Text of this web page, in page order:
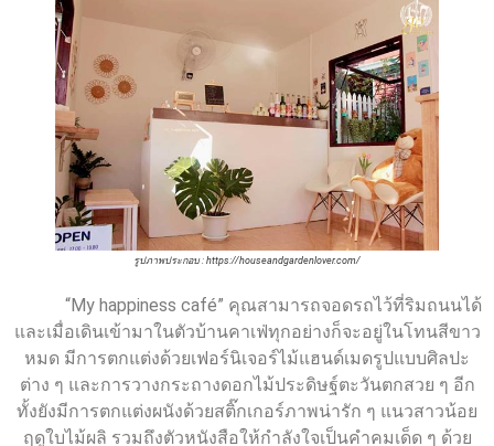
รูปภาพประกอบ : https://houseandgardenlover.com/
“My happiness café” คุณสามารถจอดรถไว้ที่ริมถนนได้
และเมื่อเดินเข้ามาในตัวบ้านคาเฟ่ทุกอย่างก็จะอยู่ในโทนสีขาว
หมด มีการตกแต่งด้วยเฟอร์นิเจอร์ไม้แฮนด์เมดรูปแบบศิลปะ
ต่าง ๆ และการวางกระถางดอกไม้ประดิษฐ์ตะวันตกสวย ๆ อีก
ทั้งยังมีการตกแต่งผนังด้วยสติ๊กเกอร์ภาพน่ารัก ๆ แนวสาวน้อย
ฤดูใบไม้ผลิ รวมถึงตัวหนังสือให้กำลังใจเป็นคำคมเด็ด ๆ ด้วย